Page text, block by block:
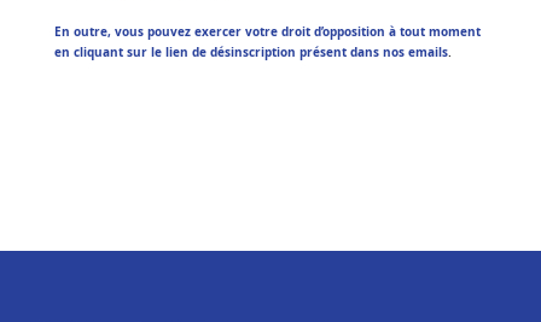
En outre, vous pouvez exercer votre droit d’opposition à tout moment
en cliquant sur le lien de désinscription présent dans nos emails.